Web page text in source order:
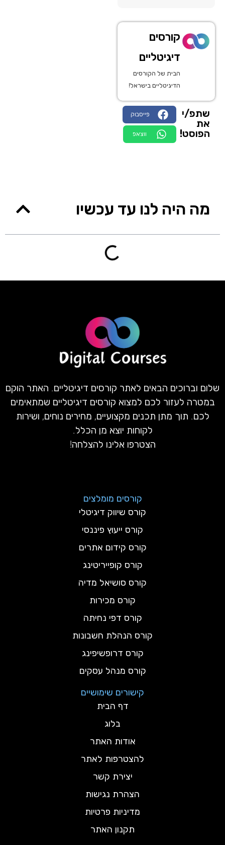
קורסים
דיגיטליים
הבית של הקורסים
הדיגיטליים בישראל!
שתפ/י
את
הפוסט!
פייסבוק
ווצאפ
מה היה לנו עד עכשיו
שלום וברוכים הבאים לאתר קורסים דיגיטליים. האתר הוקם
במטרה לעזור לכם למצוא קורסים דיגיטליים שמתאימים
לכם. תוך מתן תכנים מקצועיים, מחירים נוחים, ושירות
לקוחות יוצא מן הכלל.
הצטרפו אלינו להצלחה!
קורסים מומלצים
קורס שיווק דיגיטלי
קורס ייעוץ פיננסי
קורס קידום אתרים
קורס קופייריטינג
קורס סושיאל מדיה
קורס מכירות
קורס דפי נחיתה
קורס הנהלת חשבונות
קורס דרופשיפינג
קורס מנהל עסקים
קישורים שימושיים
דף הבית
בלוג
אודות האתר
להצטרפות לאתר
יצירת קשר
הצהרת נגישות
מדיניות פרטיות
תקנון האתר